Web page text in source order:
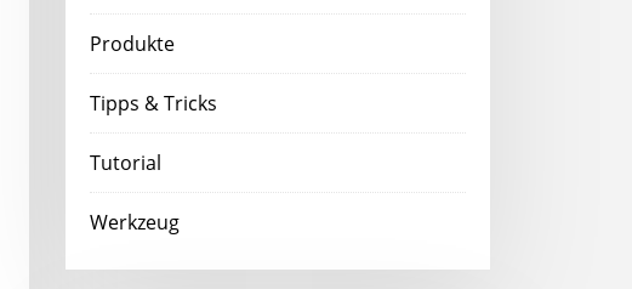
Produkte
Tipps & Tricks
Tutorial
Werkzeug